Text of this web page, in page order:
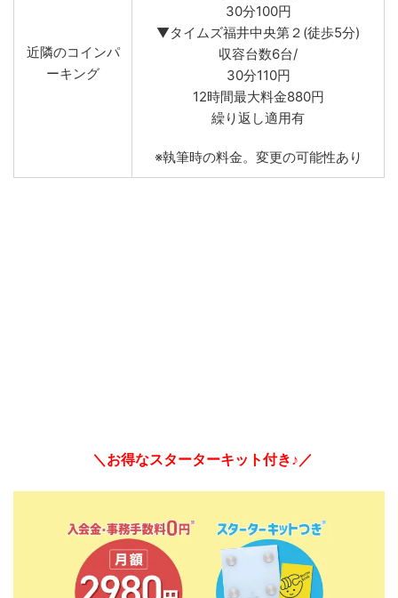
近隣のコインパ
ーキング
30分100円
▼タイムズ福井中央第２(徒歩5分)
収容台数6台/
30分110円
12時間最大料金880円
繰り返し適用有
※執筆時の料金。変更の可能性あり
＼お得なスターターキット付き♪／